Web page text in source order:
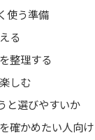
使う準備
る
整理する
しむ
と選びやすいか
確かめたい人向け